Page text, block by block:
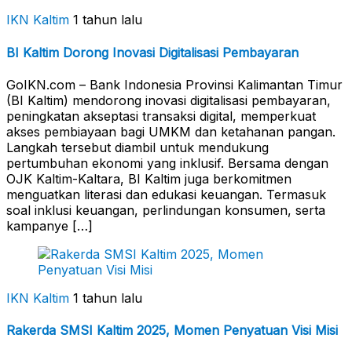
IKN Kaltim 1 tahun lalu
BI Kaltim Dorong Inovasi Digitalisasi Pembayaran
GoIKN.com – Bank Indonesia Provinsi Kalimantan Timur
(BI Kaltim) mendorong inovasi digitalisasi pembayaran,
peningkatan akseptasi transaksi digital, memperkuat
akses pembiayaan bagi UMKM dan ketahanan pangan.
Langkah tersebut diambil untuk mendukung
pertumbuhan ekonomi yang inklusif. Bersama dengan
OJK Kaltim-Kaltara, BI Kaltim juga berkomitmen
menguatkan literasi dan edukasi keuangan. Termasuk
soal inklusi keuangan, perlindungan konsumen, serta
kampanye […]
IKN Kaltim 1 tahun lalu
Rakerda SMSI Kaltim 2025, Momen Penyatuan Visi Misi